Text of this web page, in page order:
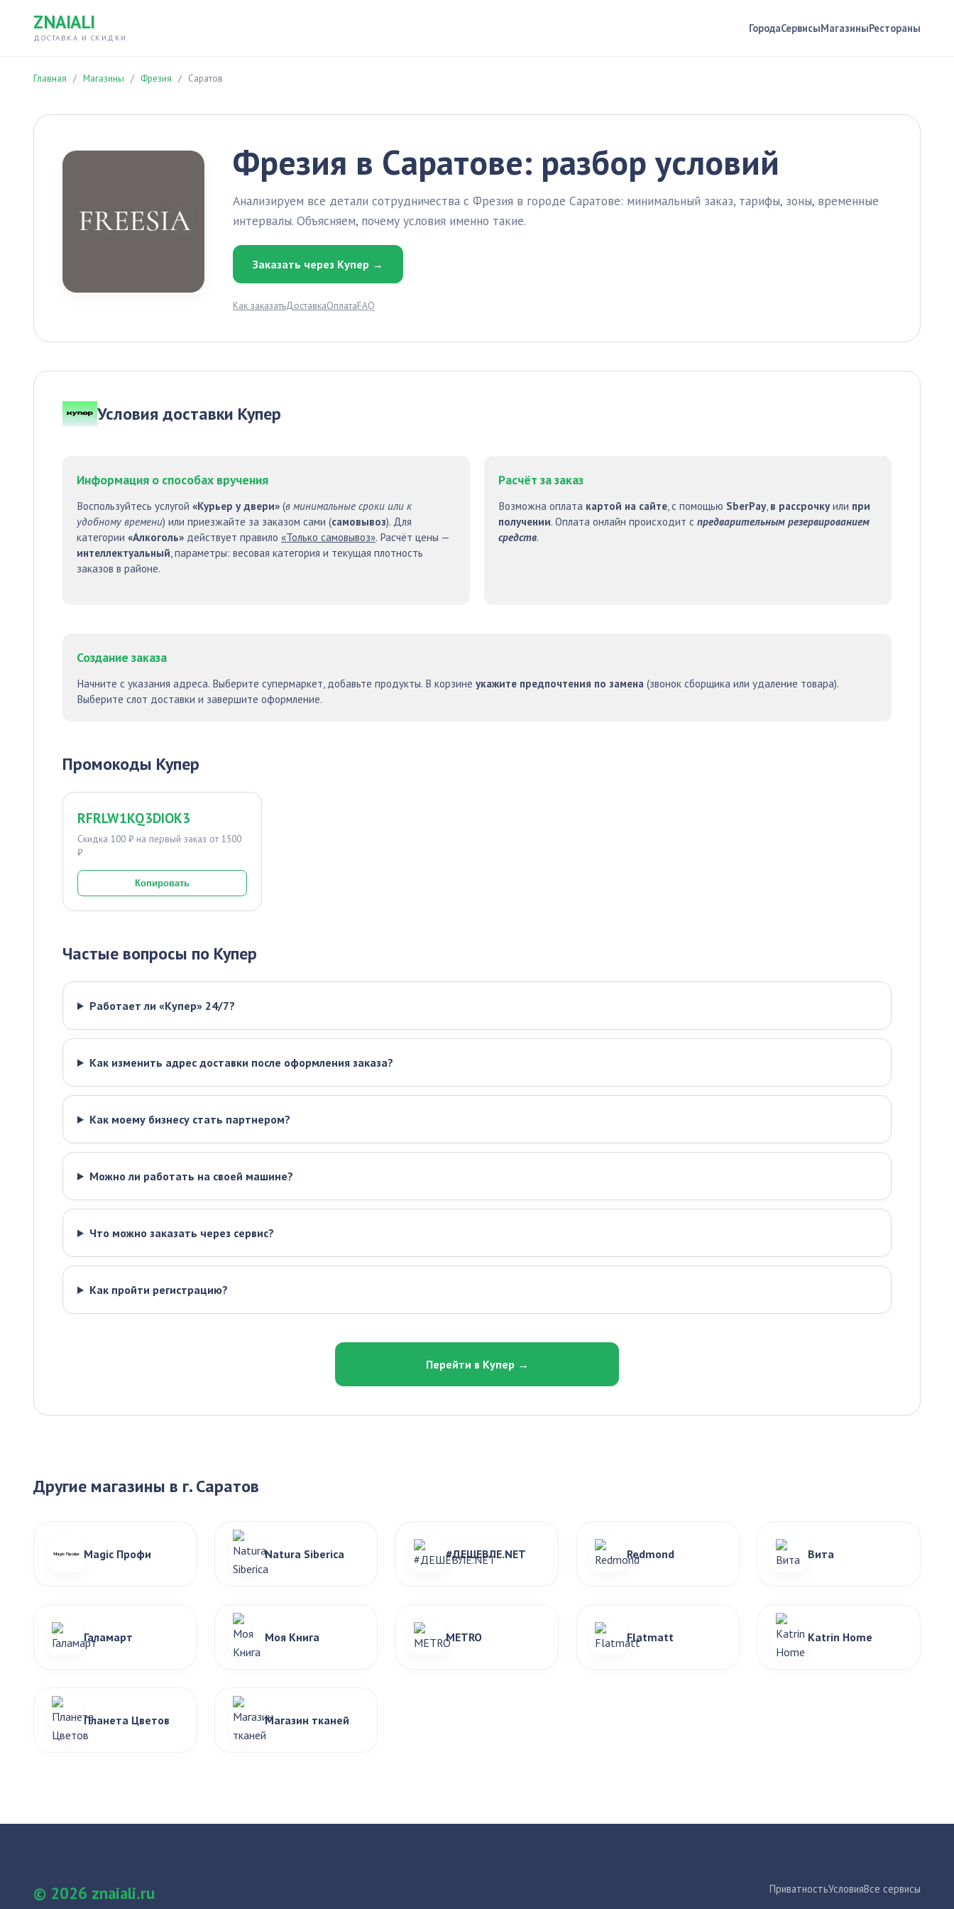
ZNAIALI
ДОСТАВКА И СКИДКИ
ГородаСервисыМагазиныРестораны
Главная / Магазины / Фрезия / Саратов
Фрезия в Саратове: разбор условий
Анализируем все детали сотрудничества с Фрезия в городе Саратове: минимальный заказ, тарифы, зоны, временные
интервалы. Объясняем, почему условия именно такие.
Заказать через Купер →
Как заказатьДоставкаОплатаFAQ
Условия доставки Купер
Информация о способах вручения
Воспользуйтесь услугой «Курьер у двери» (в минимальные сроки или к
удобному времени) или приезжайте за заказом сами (самовывоз). Для
категории «Алкоголь» действует правило «Только самовывоз». Расчёт цены —
интеллектуальный, параметры: весовая категория и текущая плотность
заказов в районе.
Расчёт за заказ
Возможна оплата картой на сайте, с помощью SberPay, в рассрочкуили при
получении. Оплата онлайн происходит с предварительным резервированием
средств.
Создание заказа
Начните с указания адреса. Выберите супермаркет, добавьте продукты. В корзине укажите предпочтения по замена (звонок сборщика или удаление товара).
Выберите слот доставки и завершите оформление.
Промокоды Купер
RFRLW1KQ3DIOK3
Скидка 100 ₽ на первый заказ от 1500
₽
Копировать
Частые вопросы по Купер
Работает ли «Купер» 24/7?
Как изменить адрес доставки после оформления заказа?
Как моему бизнесу стать партнером?
Можно ли работать на своей машине?
Что можно заказать через сервис?
Как пройти регистрацию?
Перейти в Купер →
Другие магазины в г. Саратов
Magic Профи Natura Siberica #ДЕШЕВЛЕ.NET Redmond Вита
Галамарт Моя Книга METRO Flatmatt Katrin Home
Планета Цветов Магазин тканей
© 2026 znaiali.ru ПриватностьУсловияВсе сервисы